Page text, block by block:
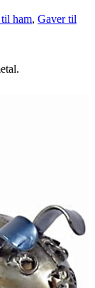
ham, Gaver til